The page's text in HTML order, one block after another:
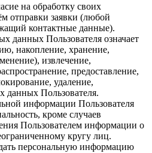
на обработку своих
отправки заявки (любой
контактные данные).
данных Пользователя означает
накопление, хранение,
извлечение,
предоставление,
удаление,
данных Пользователя.
информации Пользователя
кроме случаев
Пользователем информации о
кругу лиц.
персональную информацию